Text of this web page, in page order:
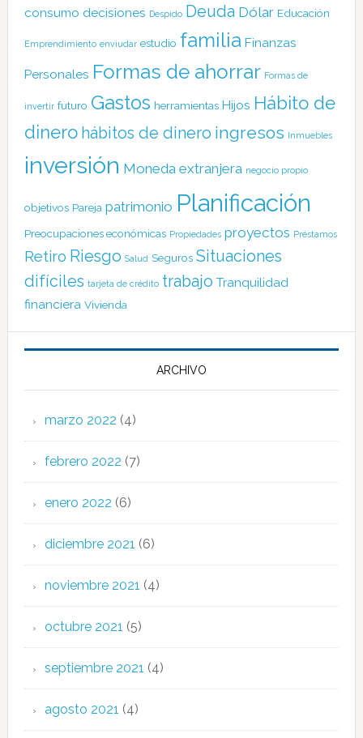
consumo decisiones Despido Deuda Dólar Educación
Emprendimiento enviudar estudio familia Finanzas
Personales Formas de ahorrar Formas de
invertir futuro Gastos herramientas Hijos Hábito de
dinero hábitos de dinero ingresos Inmuebles
inversión Moneda extranjera negocio propio
objetivos Pareja patrimonio Planificación
Preocupaciones económicas Propiedades proyectos Préstamos
Retiro Riesgo Salud Seguros Situaciones
difíciles tarjeta de crédito trabajo Tranquilidad
financiera Vivienda
ARCHIVO
marzo 2022 (4)
febrero 2022 (7)
enero 2022 (6)
diciembre 2021 (6)
noviembre 2021 (4)
octubre 2021 (5)
septiembre 2021 (4)
agosto 2021 (4)